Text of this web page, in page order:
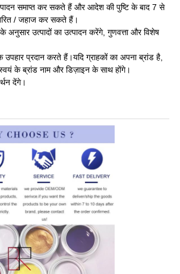
समाप्त कर सकते हैं और आदेश की पुष्टि के बाद 7 से
/ जहाज कर सकते हैं।
अनुसार उत्पादों का उत्पादन करेंगे, गुणवत्ता और विशेष
उपहार प्रदान करते हैं।यदि ग्राहकों का अपना ब्रांड है,
के ब्रांड नाम और डिज़ाइन के साथ होंगे।
देंगे।